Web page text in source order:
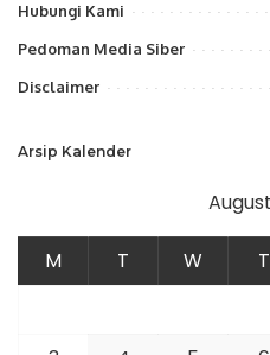
Hubungi Kami
Pedoman Media Siber
Disclaimer
Arsip Kalender
M T W T